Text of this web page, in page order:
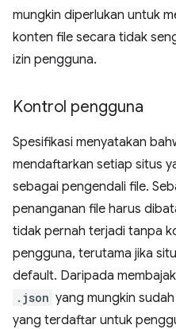
mungkin diperlukan untuk
konten file secara tidak
izin pengguna.
Kontrol pengguna
Spesifikasi menyatakan
mendaftarkan setiap situs
sebagai pengendali file.
penanganan file harus
tidak pernah terjadi tanpa
pengguna, terutama jika
default. Daripada
.json yang mungkin
yang terdaftar untuk